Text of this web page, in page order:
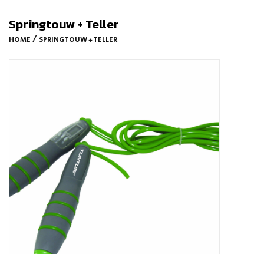
FITNESS & ULTIMATE SHAPE
Schaatsen
Rolschaatsen
Springtouw + Teller
HOME / SPRINGTOUW + TELLER